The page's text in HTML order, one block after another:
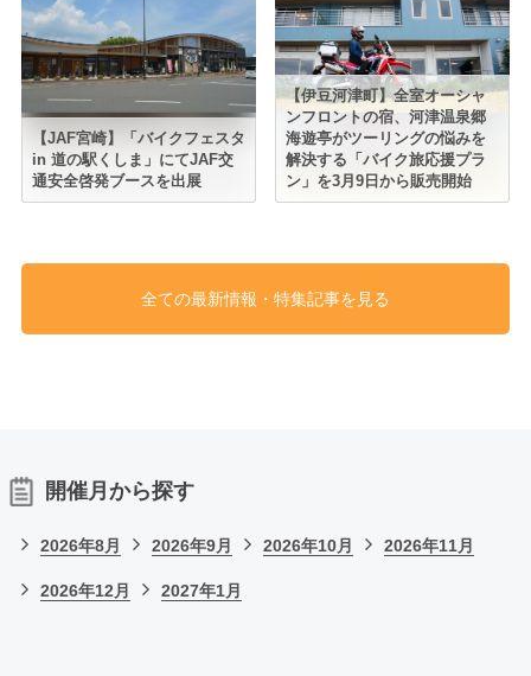
【JAF宮崎】「バイクフェスタ
in 道の駅くしま」にてJAF交
通安全啓発ブースを出展
【伊豆河津町】全室オーシャ
ンフロントの宿、河津温泉郷
海遊亭がツーリングの悩みを
解決する「バイク旅応援プラ
ン」を3月9日から販売開始
全ての最新情報・特集記事を見る
開催月から探す
2026年8月 2026年9月 2026年10月 2026年11月
2026年12月 2027年1月